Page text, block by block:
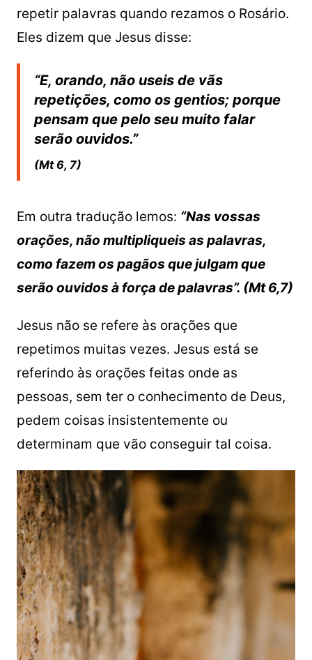
repetir palavras quando rezamos o Rosário.
Eles dizem que Jesus disse:
“E, orando, não useis de vãs
repetições, como os gentios; porque
pensam que pelo seu muito falar
serão ouvidos.”
(Mt 6, 7)
Em outra tradução lemos: “Nas vossas
orações, não multipliqueis as palavras,
como fazem os pagãos que julgam que
serão ouvidos à força de palavras”. (Mt 6,7)
Jesus não se refere às orações que
repetimos muitas vezes. Jesus está se
referindo às orações feitas onde as
pessoas, sem ter o conhecimento de Deus,
pedem coisas insistentemente ou
determinam que vão conseguir tal coisa.